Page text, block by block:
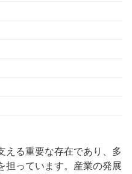
える重要な存在であり、多
っています。 産業の発展